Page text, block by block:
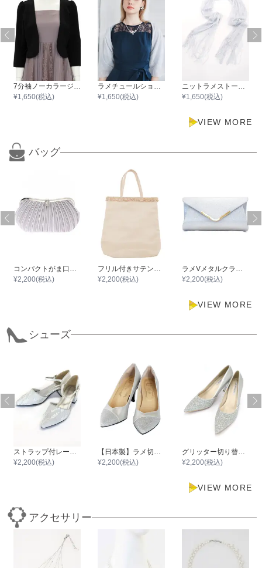
¥1,650(税込)
¥1,650(税込)
¥1,650(税込)
VIEW MORE
バッグ
コンパクトがま口ミニプリーツサテンバック
¥2,200(税込)
フリル付きサテンサブバック
¥2,200(税込)
ラメVメタルクラッチバッグ
¥2,200(税込)
VIEW MORE
シューズ
¥2,200(税込)
¥2,200(税込)
¥2,200(税込)
VIEW MORE
アクセサリー